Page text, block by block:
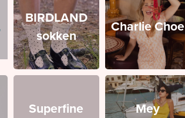
BIRDLAND
sokken
Charlie Choe
Superfine
Mey